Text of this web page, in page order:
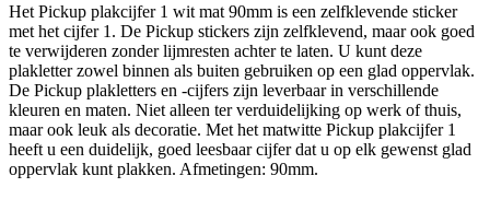
Het Pickup plakcijfer 1 wit mat 90mm is een zelfklevende sticker
met het cijfer 1. De Pickup stickers zijn zelfklevend, maar ook goed
te verwijderen zonder lijmresten achter te laten. U kunt deze
plakletter zowel binnen als buiten gebruiken op een glad oppervlak.
De Pickup plakletters en -cijfers zijn leverbaar in verschillende
kleuren en maten. Niet alleen ter verduidelijking op werk of thuis,
maar ook leuk als decoratie. Met het matwitte Pickup plakcijfer 1
heeft u een duidelijk, goed leesbaar cijfer dat u op elk gewenst glad
oppervlak kunt plakken. Afmetingen: 90mm.